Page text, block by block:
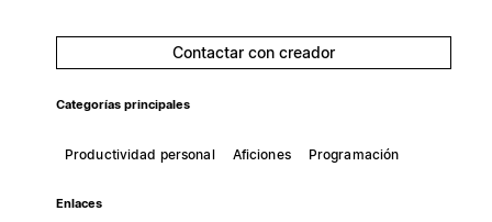
Contactar con creador
Categorías principales
Productividad personal Aficiones Programación
Enlaces